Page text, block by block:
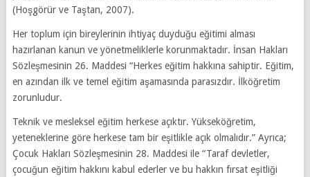
(Hoşgörür ve Taştan, 2007).
Her toplum için bireylerinin ihtiyaç duyduğu eğitimi alması
hazırlanan kanun ve yönetmeliklerle korunmaktadır. İnsan Hakları
Sözleşmesinin 26. Maddesi “Herkes eğitim hakkına sahiptir. Eğitim,
en azından ilk ve temel eğitim aşamasında parasızdır. İlköğretim
zorunludur.
Teknik ve mesleksel eğitim herkese açıktır. Yükseköğretim,
yeteneklerine göre herkese tam bir eşitlikle açık olmalıdır.” Ayrıca;
Çocuk Hakları Sözleşmesinin 28. Maddesi ile “Taraf devletler,
çocuğun eğitim hakkını kabul ederler ve bu hakkın fırsat eşitliği